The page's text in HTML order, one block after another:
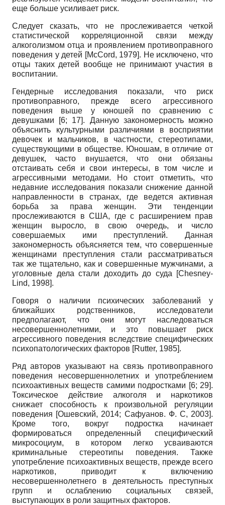
еще больше усиливает риск.
Следует сказать, что не прослеживается четкой
статистической корреляционной связи между
алкоголизмом отца и проявлением противоправного
поведения у детей [McCord, 1979]. Не исключено, что
отцы таких детей вообще не принимают участия в
воспитании.
Гендерные исследования показали, что риск
противоправного, прежде всего агрессивного
поведения выше у юношей по сравнению с
девушками [6; 17]. Данную закономерность можно
объяснить культурными различиями в восприятии
девочек и мальчиков, в частности, стереотипами,
существующими в обществе. Юношам, в отличие от
девушек, часто внушается, что они обязаны
отстаивать себя и свои интересы, в том числе и
агрессивными методами. Но стоит отметить, что
недавние исследования показали снижение данной
направленности в странах, где ведется активная
борьба за права женщин. Эти тенденции
прослеживаются в США, где с расширением прав
женщин выросло, в свою очередь, и число
совершаемых ими преступлений. Данная
закономерность объясняется тем, что совершенные
женщинами преступления стали рассматриваться
так же тщательно, как и совершенные мужчинами, а
уголовные дела стали доходить до суда
[Chesney-
Lind, 1998].
Говоря о наличии психических заболеваний у
ближайших родственников, исследователи
предполагают, что они могут наследоваться
несовершеннолетними, и это повышает риск
агрессивного поведения вследствие специфических
психопатологических факторов [Rutter, 1985].
Ряд авторов указывают на связь противоправного
поведения несовершеннолетних и употреблением
психоактивных веществ самими подростками [6; 29].
Токсическое действие алкоголя и наркотиков
снижает способность к произвольной регуляции
поведения [Ошевский, 2014; Сафуанов. Ф. С, 2003].
Кроме того, вокруг подростка начинает
формироваться определенный специфический
микросоциум, в котором легко усваиваются
криминальные стереотипы поведения. Также
употребление психоактивных веществ, прежде всего
наркотиков, приводит к включению
несовершеннолетнего в деятельность преступных
групп и ослаблению социальных связей,
выступающих в роли защитных факторов.